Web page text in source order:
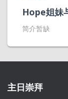
Hope姐妹
简介暂缺
主日崇拜